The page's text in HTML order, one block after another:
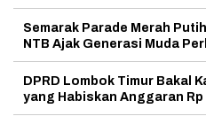
Semarak Parade Merah
NTB Ajak Generasi Muda
DPRD Lombok Timur Bakal
yang Habiskan Anggaran Rp